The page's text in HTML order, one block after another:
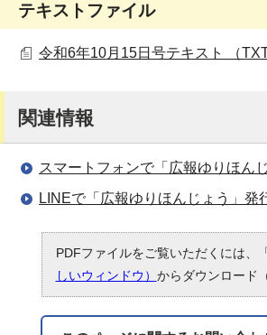
テキストファイル
令和6年10月15日号テキスト （
関連情報
スマートフォンで「広報ゆりほん
LINEで「広報ゆりほんじょう」発
PDFファイルをご覧いただくには、
しいウィンドウ） からダウンロード